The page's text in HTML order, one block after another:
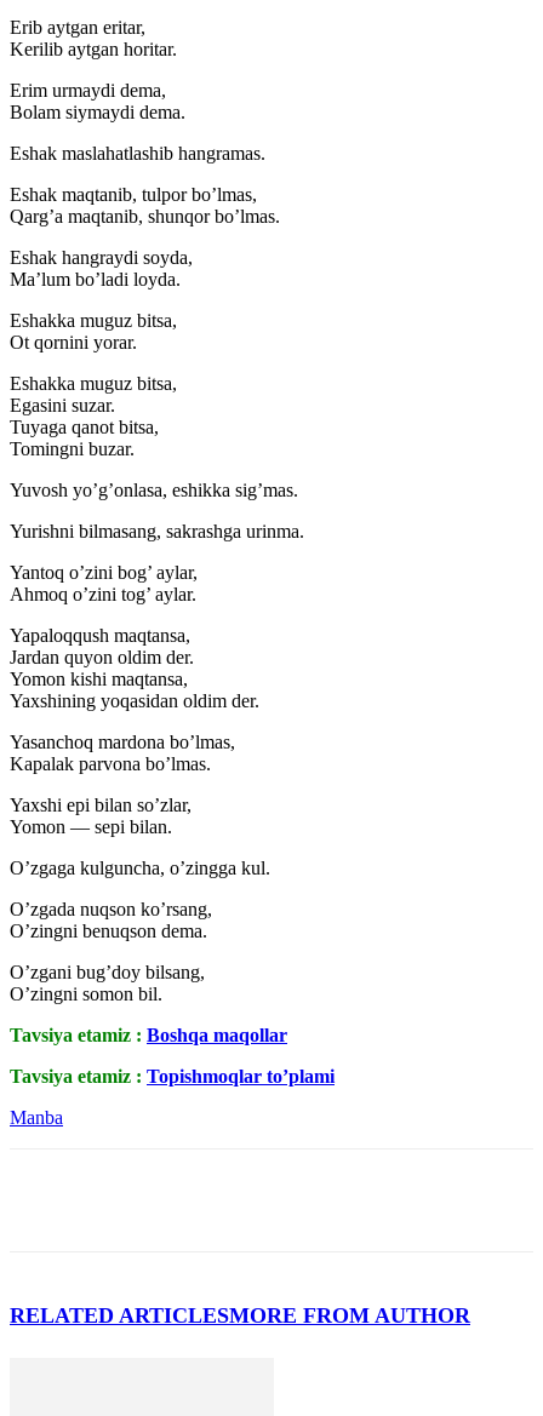
Erib aytgan eritar,
Kerilib aytgan horitar.
Erim urmaydi dema,
Bolam siymaydi dema.
Eshak maslahatlashib hangramas.
Eshak maqtanib, tulpor bo’lmas,
Qarg’a maqtanib, shunqor bo’lmas.
Eshak hangraydi soyda,
Ma’lum bo’ladi loyda.
Eshakka muguz bitsa,
Ot qornini yorar.
Eshakka muguz bitsa,
Egasini suzar.
Tuyaga qanot bitsa,
Tomingni buzar.
Yuvosh yo’g’onlasa, eshikka sig’mas.
Yurishni bilmasang, sakrashga urinma.
Yantoq o’zini bog’ aylar,
Ahmoq o’zini tog’ aylar.
Yapaloqqush maqtansa,
Jardan quyon oldim der.
Yomon kishi maqtansa,
Yaxshining yoqasidan oldim der.
Yasanchoq mardona bo’lmas,
Kapalak parvona bo’lmas.
Yaxshi epi bilan so’zlar,
Yomon — sepi bilan.
O’zgaga kulguncha, o’zingga kul.
O’zgada nuqson ko’rsang,
O’zingni benuqson dema.
O’zgani bug’doy bilsang,
O’zingni somon bil.
Tavsiya etamiz : Boshqa maqollar
Tavsiya etamiz : Topishmoqlar to’plami
Manba
RELATED ARTICLESMORE FROM AUTHOR